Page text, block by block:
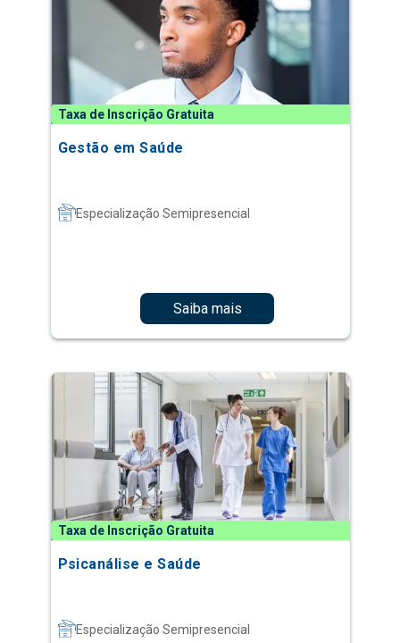
Taxa de Inscrição Gratuita
Gestão em Saúde
Especialização Semipresencial
Saiba mais
Taxa de Inscrição Gratuita
Psicanálise e Saúde
Especialização Semipresencial